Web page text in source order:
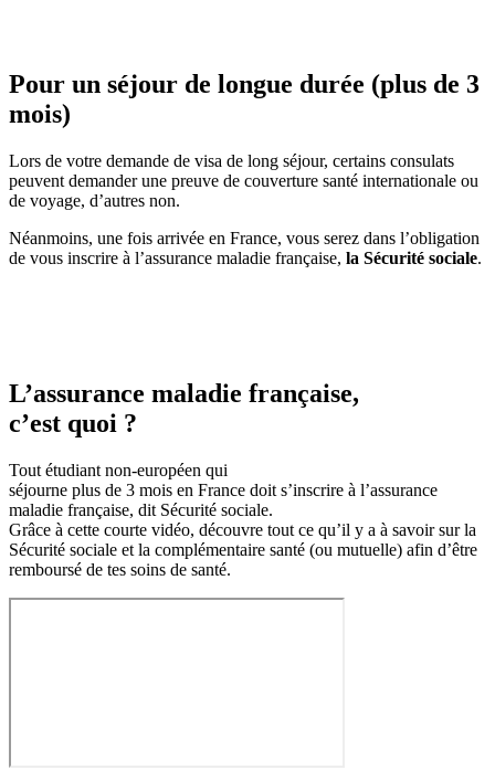
Pour un séjour de longue durée (plus de 3
mois)
Lors de votre demande de visa de long séjour, certains consulats
peuvent demander une preuve de couverture santé internationale ou
de voyage, d’autres non.
Néanmoins, une fois arrivée en France, vous serez dans l’obligation
de vous inscrire à l’assurance maladie française, la Sécurité sociale.
L’assurance maladie française,
c’est quoi ?
Tout étudiant non-européen qui
séjourne plus de 3 mois en France doit s’inscrire à l’assurance
maladie française, dit Sécurité sociale.
Grâce à cette courte vidéo, découvre tout ce qu’il y a à savoir sur la
Sécurité sociale et la complémentaire santé (ou mutuelle) afin d’être
remboursé de tes soins de santé.